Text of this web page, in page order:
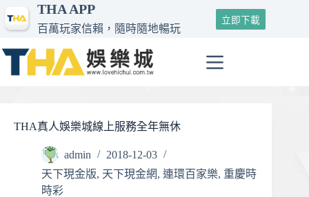
至
要
THA APP
百萬玩家信賴，隨時隨地暢玩
立即下載
THA真人娛樂城線上服務全年無休
admin
2018-12-03
天下現金版, 天下現金網, 連環百家樂, 重慶時
時彩